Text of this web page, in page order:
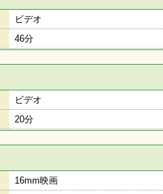
ビデオ
46分
ビデオ
20分
16mm映画